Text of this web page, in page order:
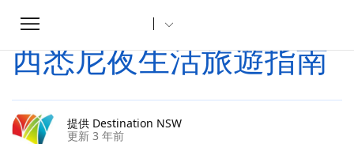
Toggle
navigation
家 西悉尼夜生活旅遊指南
西悉尼夜生活旅遊指南
提供 Destination NSW
更新 3 年前